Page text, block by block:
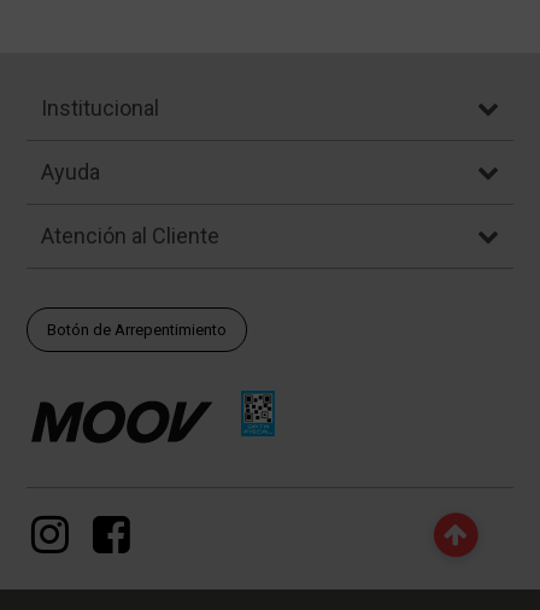
Institucional
Ayuda
Atención al Cliente
Botón de Arrepentimiento